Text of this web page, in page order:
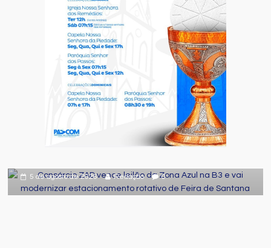
Desenvolvimento Destaque Geral
Consórcio ZAD vence leilão da Zona
Azul na B3 e vai modernizar
estacionamento rotativo de Feira de
5 de agosto de 2026 Redação 0